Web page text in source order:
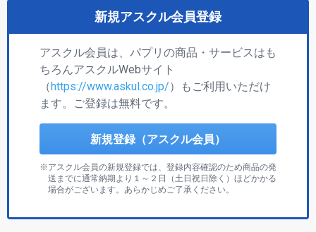
新規アスクル会員登録
アスクル会員は、パプリの商品・サービスはも
ちろんアスクルWebサイト
（https://www.askul.co.jp/）もご利用いただけ
ます。ご登録は無料です。
新規登録（アスクル会員）
アスクル会員の新規登録では、登録内容確認のため商品の発
送までに通常納期より１～２日（土日祝日除く）ほどかかる
場合がございます。あらかじめご了承ください。